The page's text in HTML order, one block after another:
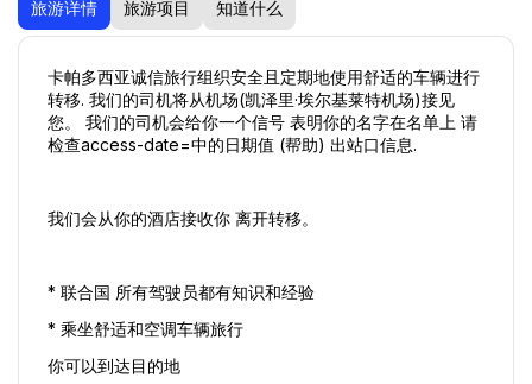
旅游详情 旅游项目 知道什么
卡帕多西亚诚信旅行组织安全且定期地使用舒适的车辆进行
转移. 我们的司机将从机场(凯泽里·埃尔基莱特机场)接见
您。 我们的司机会给你一个信号 表明你的名字在名单上 请
检查access-date=中的日期值 (帮助) 出站口信息.
我们会从你的酒店接收你 离开转移。
* 联合国 所有驾驶员都有知识和经验
* 乘坐舒适和空调车辆旅行
你可以到达目的地